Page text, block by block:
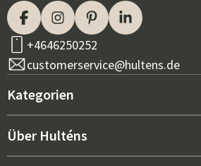
+4646250252
customerservice@hultens.de
Kategorien
Neu bei uns
Über Hulténs